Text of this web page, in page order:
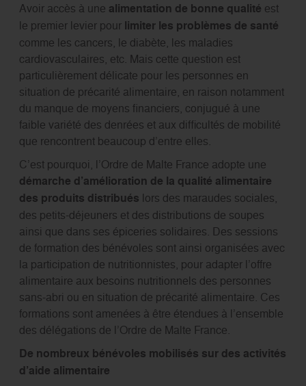
Avoir accès à une alimentation de bonne qualité est
le premier levier pour limiter les problèmes de santé
comme les cancers, le diabète, les maladies
cardiovasculaires, etc. Mais cette question est
particulièrement délicate pour les personnes en
situation de précarité alimentaire, en raison notamment
du manque de moyens financiers, conjugué à une
faible variété des denrées et aux difficultés de mobilité
que rencontrent beaucoup d’entre elles.
C’est pourquoi, l’Ordre de Malte France adopte une
démarche d’amélioration de la qualité alimentaire
des produits distribués lors des maraudes sociales,
des petits-déjeuners et des distributions de soupes
ainsi que dans ses épiceries solidaires. Des sessions
de formation des bénévoles sont ainsi organisées avec
la participation de nutritionnistes, pour adapter l’offre
alimentaire aux besoins nutritionnels des personnes
sans-abri ou en situation de précarité alimentaire. Ces
formations sont amenées à être étendues à l’ensemble
des délégations de l’Ordre de Malte France.
De nombreux bénévoles mobilisés sur des activités
d’aide alimentaire